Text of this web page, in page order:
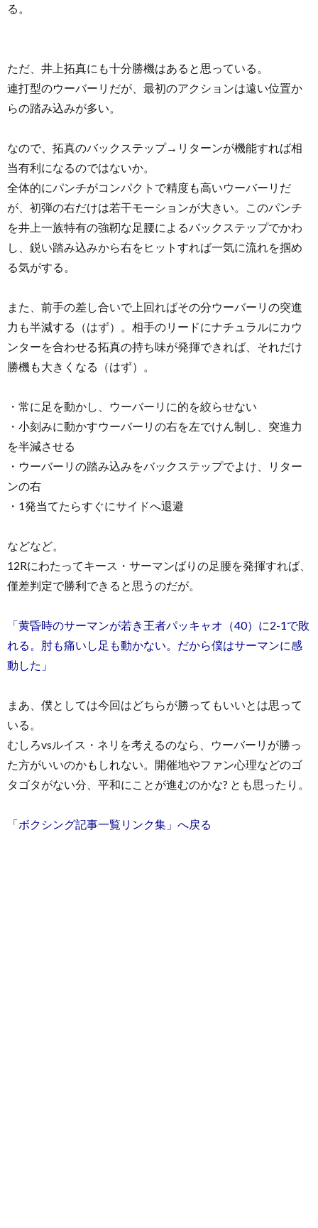
る。
ただ、井上拓真にも十分勝機はあると思っている。
連打型のウーバーリだが、最初のアクションは遠い位置か
らの踏み込みが多い。
なので、拓真のバックステップ→リターンが機能すれば相
当有利になるのではないか。
全体的にパンチがコンパクトで精度も高いウーバーリだ
が、初弾の右だけは若干モーションが大きい。このパンチ
を井上一族特有の強靭な足腰によるバックステップでかわ
し、鋭い踏み込みから右をヒットすれば一気に流れを掴め
る気がする。
また、前手の差し合いで上回ればその分ウーバーリの突進
力も半減する（はず）。相手のリードにナチュラルにカウ
ンターを合わせる拓真の持ち味が発揮できれば、それだけ
勝機も大きくなる（はず）。
・常に足を動かし、ウーバーリに的を絞らせない
・小刻みに動かすウーバーリの右を左でけん制し、突進力
を半減させる
・ウーバーリの踏み込みをバックステップでよけ、リター
ンの右
・1発当てたらすぐにサイドへ退避
などなど。
12Rにわたってキース・サーマンばりの足腰を発揮すれば、
僅差判定で勝利できると思うのだが。
「黄昏時のサーマンが若き王者パッキャオ（40）に2-1で敗
れる。肘も痛いし足も動かない。だから僕はサーマンに感
動した」
まあ、僕としては今回はどちらが勝ってもいいとは思って
いる。
むしろvsルイス・ネリを考えるのなら、ウーバーリが勝っ
た方がいいのかもしれない。開催地やファン心理などのゴ
タゴタがない分、平和にことが進むのかな? とも思ったり。
「ボクシング記事一覧リンク集」へ戻る